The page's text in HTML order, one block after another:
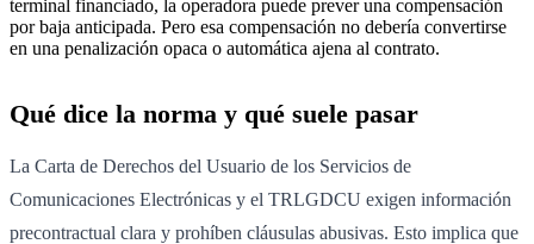
terminal financiado, la operadora puede prever una compensación
por baja anticipada. Pero esa compensación no debería convertirse
en una penalización opaca o automática ajena al contrato.
Qué dice la norma y qué suele pasar
La Carta de Derechos del Usuario de los Servicios de
Comunicaciones Electrónicas y el TRLGDCU exigen información
precontractual clara y prohíben cláusulas abusivas. Esto implica que